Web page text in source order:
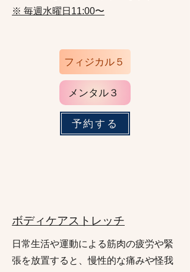
※ 毎週水曜日 11:00〜
フィジカル５
メンタル３
予約する
ボディケアストレッチ
日常生活や運動による筋肉の疲労や緊
張を放置すると、慢性的な痛みや怪我